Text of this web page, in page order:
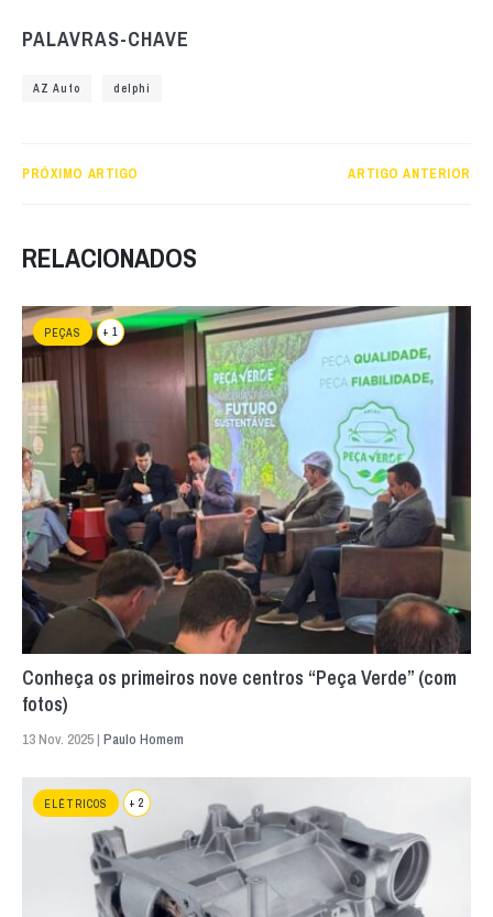
PALAVRAS-CHAVE
AZ Auto delphi
PRÓXIMO ARTIGO ARTIGO ANTERIOR
RELACIONADOS
PEÇAS + 1
Conheça os primeiros nove centros “Peça Verde” (com
fotos)
13 Nov. 2025 | Paulo Homem
ELÉTRICOS + 2